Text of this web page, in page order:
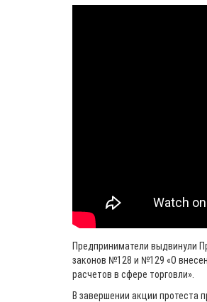
Предприниматели выдвинули
законов №128 и №129 «О
расчетов в сфере торговли».
В завершении акции протеста